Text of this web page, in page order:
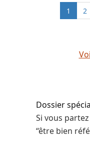
1 2
Dossier
Si vous
“être bien